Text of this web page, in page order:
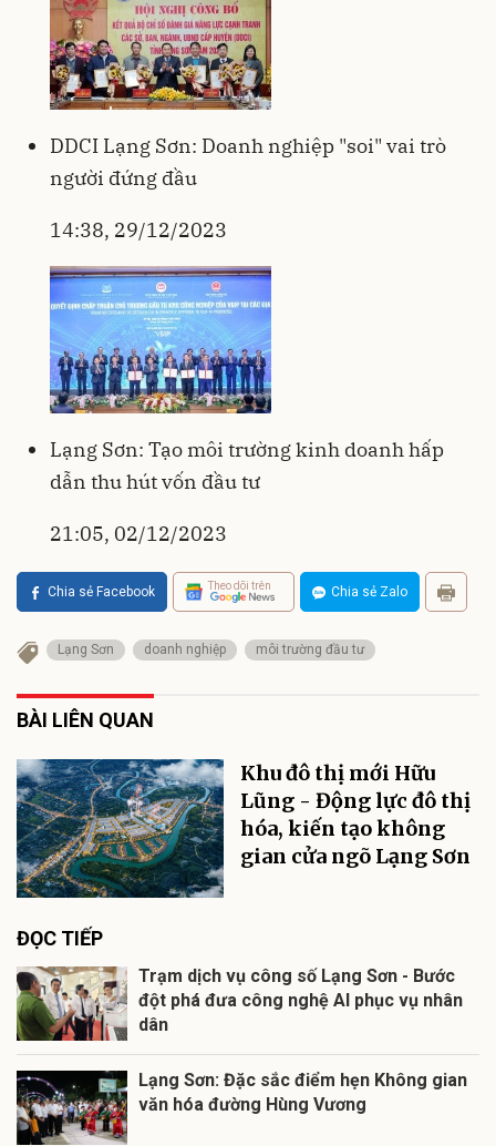
DDCI Lạng Sơn: Doanh nghiệp "soi" vai trò
người đứng đầu
14:38, 29/12/2023
Lạng Sơn: Tạo môi trường kinh doanh hấp
dẫn thu hút vốn đầu tư
21:05, 02/12/2023
Chia sẻ Facebook Theo dõi trên Chia sẻ Zalo
Lạng Sơn doanh nghiệp môi trường đầu tư
BÀI LIÊN QUAN
Khu đô thị mới Hữu
Lũng - Động lực đô thị
hóa, kiến tạo không
gian cửa ngõ Lạng Sơn
ĐỌC TIẾP
Trạm dịch vụ công số Lạng Sơn - Bước
đột phá đưa công nghệ AI phục vụ nhân
dân
Lạng Sơn: Đặc sắc điểm hẹn Không gian
văn hóa đường Hùng Vương